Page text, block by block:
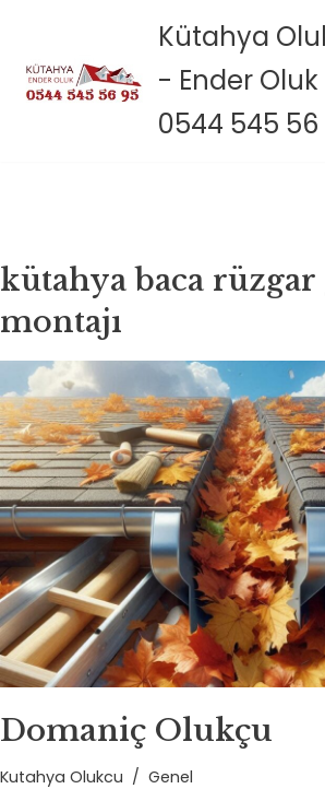
İçeriğe
geç
Kütahya
- Ender Oluk
0544 545
kütahya baca
montajı
Domaniç Olukçu
Kutahya Olukcu Genel